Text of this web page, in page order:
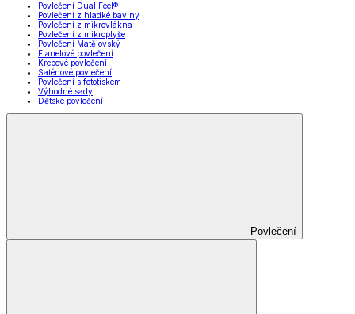
Povlečení Dual Feel®
Povlečení z hladké bavlny
Povlečení z mikrovlákna
Povlečení z mikroplyše
Povlečení Matějovský
Flanelové povlečení
Krepové povlečení
Saténové povlečení
Povlečení s fototiskem
Výhodné sady
Dětské povlečení
Povlečení